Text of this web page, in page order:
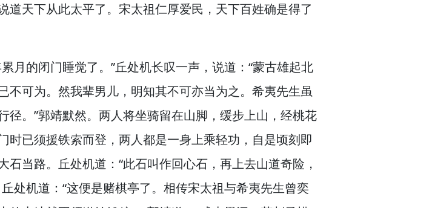
道天下从此太平了。 宋太祖仁厚爱民， 天下百姓确是得了
月的闭门睡觉了。”丘处机长叹一声， 说道：“蒙古雄起北
不可为。 然我辈男儿， 明知其不可亦当为之。 希夷先生虽
径。”郭靖默然。 两人将坐骑留在山脚， 缓步上山， 经桃花
时已须援铁索而登， 两人都是一身上乘轻功， 自是顷刻即
石当路。 丘处机道：“此石叫作回心石， 再上去山道奇险，
丘处机道：“这便是赌棋亭了。 相传宋太祖与希夷先生曾奕